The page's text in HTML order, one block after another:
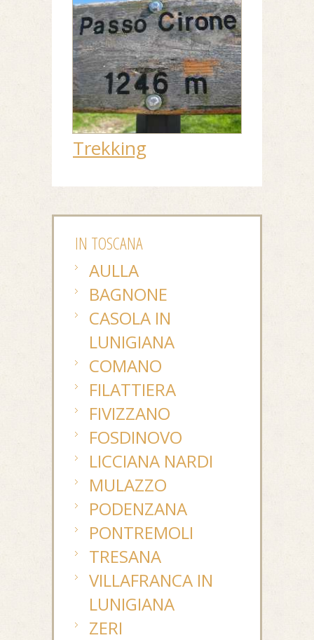
Trekking
IN TOSCANA
AULLA
BAGNONE
CASOLA IN
LUNIGIANA
COMANO
FILATTIERA
FIVIZZANO
FOSDINOVO
LICCIANA NARDI
MULAZZO
PODENZANA
PONTREMOLI
TRESANA
VILLAFRANCA IN
LUNIGIANA
ZERI